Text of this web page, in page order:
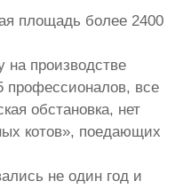
площадь более 2400
на производстве
профессионалов, все
обстановка, нет
котов», поедающих
не один год и